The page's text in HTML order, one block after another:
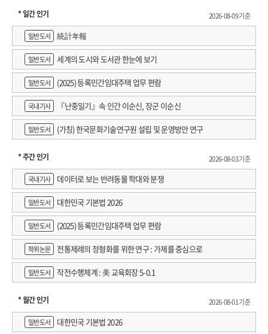
* 일간 인기
2026-08-09 기준
일반도서
統計年報
일반도서 세계의 도시와 도서관 한눈에 보기
일반도서 (2025) 등록민간임대주택 업무 편람
국내기사 『난중일기』속 인간 이순신, 장군 이순신
일반도서 (가칭) 한국문화기술연구원 설립 및 운영방안 연구
* 주간 인기
2026-08-03 기준
국내기사
데이터로 보는 반려동물 학대와 분쟁
일반도서 대한민국 기본법 2026
일반도서 (2025) 등록민간임대주택 업무 편람
학위논문 전통제례의 정형화를 위한 연구 : 가제를 중심으로
일반도서 작전수행체계 : 美 교육회장 5-0.1
* 월간 인기
2026-08-01 기준
일반도서
대한민국 기본법 2026